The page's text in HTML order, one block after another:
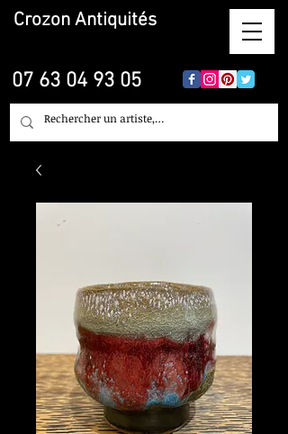
Crozon Antiquités
07 63 04 93 05